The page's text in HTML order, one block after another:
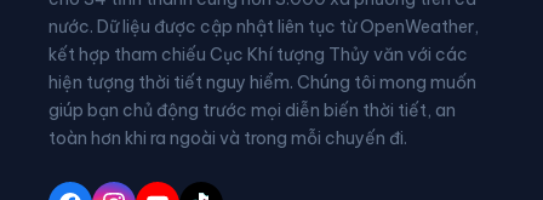
Xã Bình Giang Xã Bình Hòa
Xã Bình Mỹ Xã Bình Sơn
Xã Bình Thạnh Đông Xã Cần Đăng
Xã Châu Phong
nước. Dữ liệu được cập nhật liên tục từ OpenWeather,
kết hợp tham chiếu Cục Khí tượng Thủy văn với các
hiện tượng thời tiết nguy hiểm. Chúng tôi mong muốn
giúp bạn chủ động trước mọi diễn biến thời tiết, an
toàn hơn khi ra ngoài và trong mỗi chuyến đi.